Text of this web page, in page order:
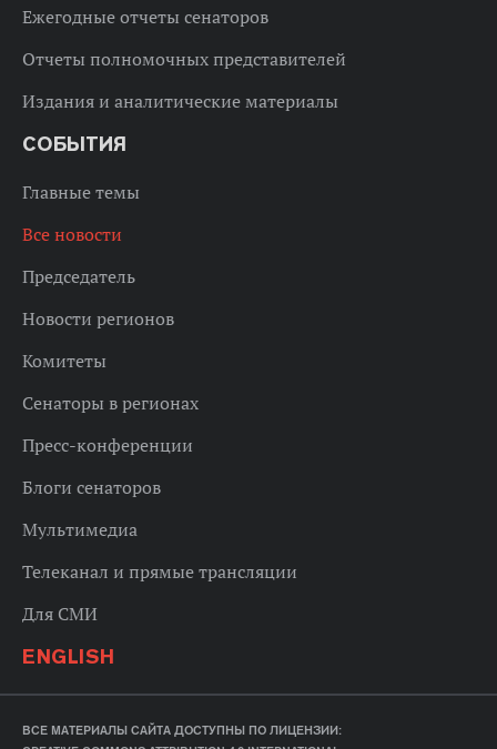
Ежегодные отчеты сенаторов
Отчеты полномочных представителей
Издания и аналитические материалы
СОБЫТИЯ
Главные темы
Все новости
Председатель
Новости регионов
Комитеты
Сенаторы в регионах
Пресс-конференции
Блоги сенаторов
Мультимедиа
Телеканал и прямые трансляции
Для СМИ
ENGLISH
ВСЕ МАТЕРИАЛЫ САЙТА ДОСТУПНЫ ПО ЛИЦЕНЗИИ: